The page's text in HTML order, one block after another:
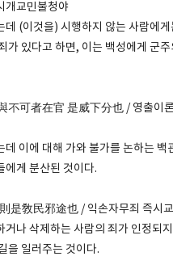
개교민불청야
데 (이것을) 시행하지 않는 사람에
가 있다고 하면, 이는 백성에게 군
不可者在官 是威下分也 / 영출이론
데 이에 대해 가와 불가를 논하는 백
에게 분산된 것이다.
是敎民邪途也 / 익손자무죄 즉시
거나 삭제하는 사람의 죄가 인정되
을 일러주는 것이다.